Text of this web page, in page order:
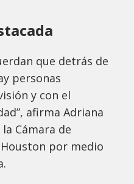
que detrás de
personas
y con el
afirma Adriana
Cámara de
por medio